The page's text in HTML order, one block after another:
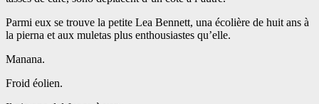
Parmi eux se trouve la petite Lea Bennett, una écolière de huit ans à
la pierna et aux muletas plus enthousiastes qu’elle.
Manana.
Froid éolien.